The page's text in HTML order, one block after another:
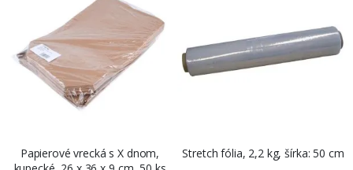
Papierové vrecká s X dnom,
Stretch fólia, 2,2 kg, šírka: 50 cm